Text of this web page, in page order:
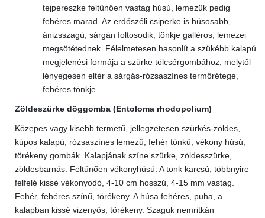
tejpereszke feltűnően vastag húsú, lemezük pedig
fehéres marad. Az erdőszéli csiperke is húsosabb,
ánizsszagú, sárgán foltosodik, tönkje galléros, lemezei
megsötétednek. Félelmetesen hasonlít a szükébb kalapú
megjelenési formája a szürke tölcsérgombához, melytől
lényegesen eltér a sárgás-rózsaszínes termőrétege,
fehéres tönkje.
Zöldeszürke döggomba (Entoloma rhodopolium)
Közepes vagy kisebb termetű, jellegzetesen szürkés-zöldes,
kúpos kalapú, rózsaszínes lemezű, fehér tönkű, vékony húsú,
törékeny gombák. Kalapjának színe szürke, zöldesszürke,
zöldesbarnás. Feltűnően vékonyhúsú. A tönk karcsú, többnyire
felfelé kissé vékonyodó, 4-10 cm hosszú, 4-15 mm vastag.
Fehér, fehéres színű, törékeny. A húsa fehéres, puha, a
kalapban kissé vizenyős, törékeny. Szaguk nemritkán